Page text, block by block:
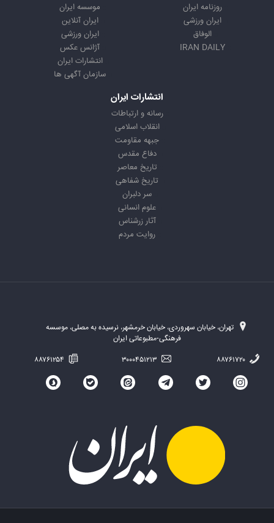
روزنامه ایران
ایران ورزشی
الوفاق
IRAN DAILY
موسسه ایران
ایران آنلاین
ایران ورزشی
آژانس عکس
انتشارات ایران
سازمان آگهی ها
انتشارات ایران
رسانه و ارتباطات
انقلاب اسلامی
جبهه مقاومت
دفاع مقدس
تاریخ معاصر
تاریخ شفاهی
سر دلبران
علوم انسانی
آثار زرشناس
روایت مردم
تهران، خیابان سهروردی، خیابان خرمشهر، نرسیده به مصلی، موسسه
فرهنگی-مطبوعاتی ایران